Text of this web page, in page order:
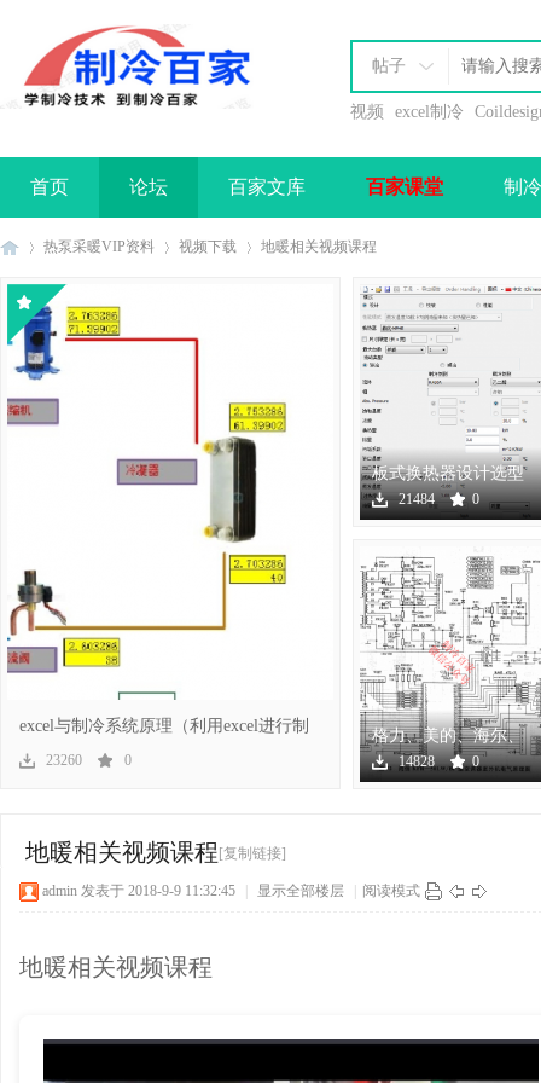
帖子
视频 excel制冷
首页 论坛 百家文库 百家课堂 制
办理会员
制
热泵采暖VIP资料 视频下载 地暖相关视频课程
excel与制冷系统原理（利用excel进行制
冷系
23260 0
板式换热器设计选型
软件下载
21484 0
格力、美的、海尔、
海信、奥克斯几十个
空调
14828 0
地暖相关视频课程 [复制链接]
admin 发表于 2018-9-9 11:32:45 显示全部楼层 阅读模式
地暖相关视频课程